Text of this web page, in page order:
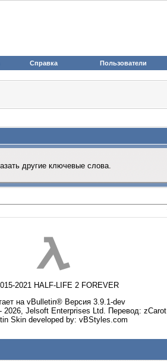
Справка Пользователи
другие ключевые слова.
2021 HALF-LIFE 2 FOREVER
на vBulletin® Версия 3.9.1-dev
2026, Jelsoft Enterprises Ltd. Перевод: zCarot
Skin developed by: vBStyles.com